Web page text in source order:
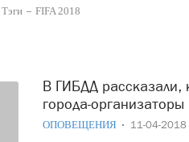
Тэги FIFA 2018
В ГИБДД рассказали, какие автобусы не будут пускать в
города-
ОПОВЕЩЕНИЯ 11-04-2018